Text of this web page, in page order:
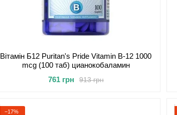
Вітамін Б12 Puritan's Pride Vitamin B-12 1000
mcg (100 таб) цианокобаламин
913 грн
761 грн
−17%